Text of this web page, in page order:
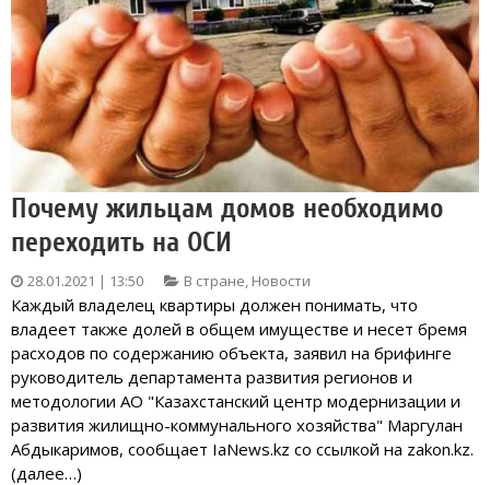
Почему жильцам домов необходимо
переходить на ОСИ
28.01.2021 | 13:50 В стране, Новости
Каждый владелец квартиры должен понимать, что
владеет также долей в общем имуществе и несет бремя
расходов по содержанию объекта, заявил на брифинге
руководитель департамента развития регионов и
методологии АО "Казахстанский центр модернизации и
развития жилищно-коммунального хозяйства" Маргулан
Абдыкаримов, сообщает IaNews.kz со ссылкой на zakon.kz.
(далее…)